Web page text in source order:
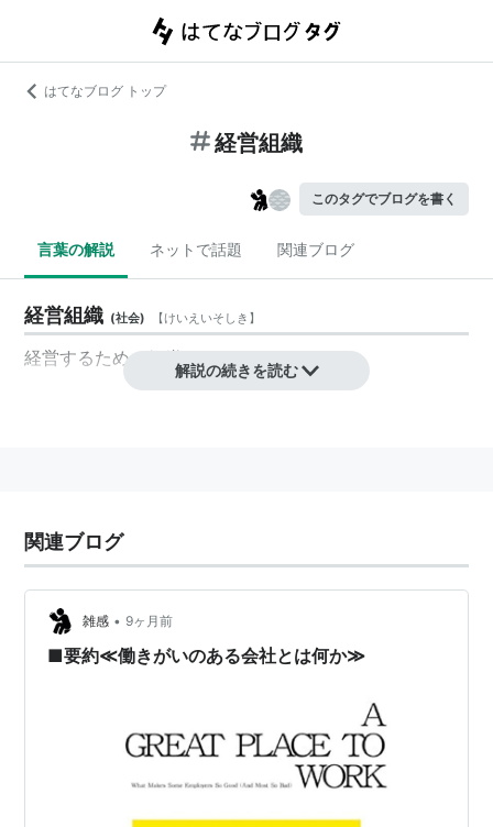
はてなブログ トップ
経営組織
このタグでブログを書く
言葉の解説 ネットで話題 関連ブログ
経営組織 (社会) 【けいえいそしき 】
経営するための組織
解説の続きを読む
関連ブログ
雑感 • 9ヶ月前
■要約≪働きがいのある会社とは何か≫